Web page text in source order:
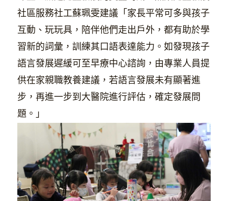
社區服務社工蘇珮雯建議「家長平常可多與孩子
互動、玩玩具，陪伴他們走出戶外，都有助於學
習新的詞彙，訓練其口語表達能力。如發現孩子
語言發展遲緩可至早療中心諮詢，由專業人員提
供在家親職教養建議，若語言發展未有顯著進
步，再進一步到大醫院進行評估，確定發展問
題。」